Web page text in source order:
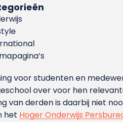
voor studenten en
over voor hen
van derden is daarbij niet
het Hoger Onderwijs